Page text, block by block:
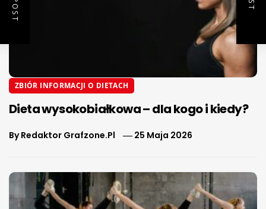
ZBIÓR INFORMACJI O DIETACH
Dieta wysokobiałkowa – dla kogo i kiedy?
ByRedaktor Grafzone.pl 25 Maja 2026